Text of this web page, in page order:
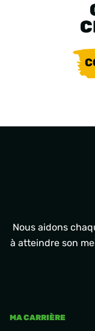
Nous aidons
à atteindre son
MA CARRIÈRE